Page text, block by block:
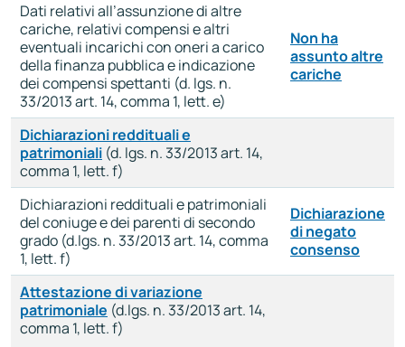
Dati relativi all’assunzione di altre
cariche, relativi compensi e altri
eventuali incarichi con oneri a carico
della finanza pubblica e indicazione
dei compensi spettanti (d. lgs. n.
33/2013 art. 14, comma 1, lett. e)
Non ha
assunto altre
cariche
Dichiarazioni reddituali e
patrimoniali (d. lgs. n. 33/2013 art. 14,
comma 1, lett. f)
Dichiarazioni reddituali e patrimoniali
del coniuge e dei parenti di secondo
grado (d.lgs. n. 33/2013 art. 14, comma
1, lett. f)
Dichiarazione
di negato
consenso
Attestazione di variazione
patrimoniale (d.lgs. n. 33/2013 art. 14,
comma 1, lett. f)